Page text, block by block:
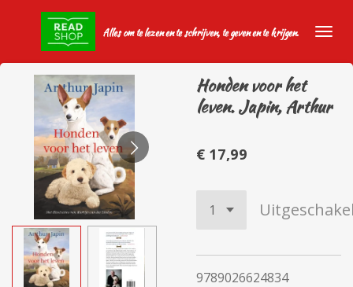
hoofdinhoud
Alles om te lezen en te schrijven, te geven en te krijgen.
Honden voor het
leven. Japin, Arthur
€ 17,99
9789026624834